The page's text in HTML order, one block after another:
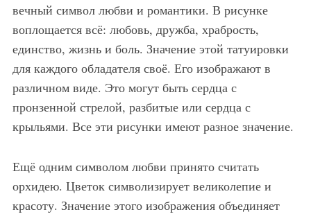
вечный символ любви и романтики. В рисунке
воплощается всё: любовь, дружба, храбрость,
единство, жизнь и боль. Значение этой татуировки
для каждого обладателя своё. Его изображают в
различном виде. Это могут быть сердца с
пронзенной стрелой, разбитые или сердца с
крыльями. Все эти рисунки имеют разное значение.
Ещё одним символом любви принято считать
орхидею. Цветок символизирует великолепие и
красоту. Значение этого изображения объединяет